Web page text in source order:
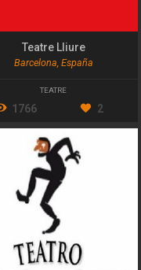
Teatre Lliure
Barcelona, España
TEATRE
1766 2